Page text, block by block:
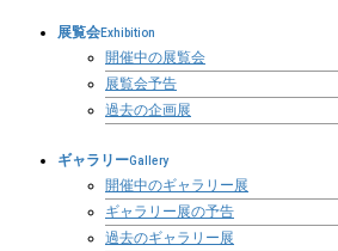
展覧会Exhibition
開催中の展覧会
展覧会予告
過去の企画展
ギャラリーGallery
開催中のギャラリー展
ギャラリー展の予告
過去のギャラリー展